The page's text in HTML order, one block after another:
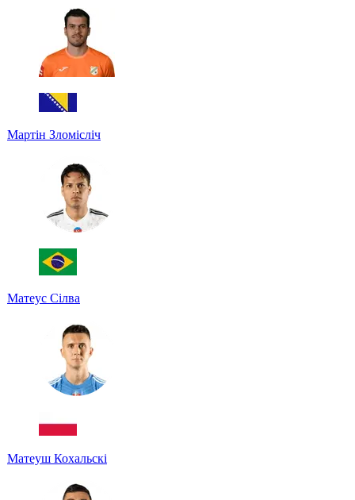
Мартін Зломісліч
Матеус Сілва
Матеуш Кохальскі